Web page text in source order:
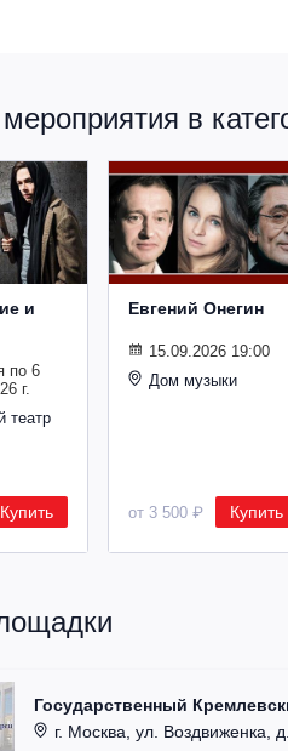
в
и
по 6
г.
театр
Купить
Евгений Онегин
15.09.2026 19:00
Дом музыки
от 3 500 ₽ Купить
Государственный
г. Москва, ул. Воздвиженка,